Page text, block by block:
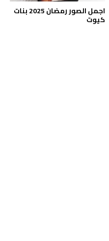
اجمل الصور رمضان 2025 بنات
كيوت